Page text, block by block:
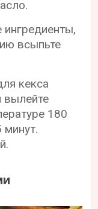
ингредиенты,
всыпьте
кекса
вылейте
180
минут.